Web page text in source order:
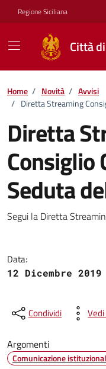
Vai ai contenuti
Vai al footer
Regione Siciliana
Città
Home / Novità / Avvisi
/ Diretta Streaming
Diretta
Consiglio
Seduta
Dettagli
Segui la Diretta
Data:
12 Dicembre 2019
Condividi
Argomenti
Comunicazione